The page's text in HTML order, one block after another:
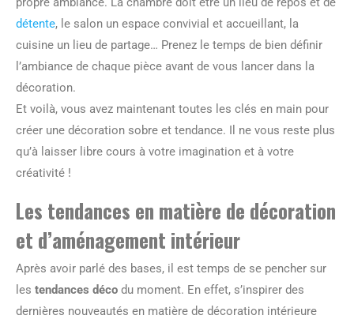
détente, le salon un espace convivial et accueillant, la
cuisine un lieu de partage… Prenez le temps de bien définir
l’ambiance de chaque pièce avant de vous lancer dans la
décoration.
Et voilà, vous avez maintenant toutes les clés en main pour
créer une décoration sobre et tendance. Il ne vous reste plus
qu’à laisser libre cours à votre imagination et à votre
créativité !
Les tendances en matière de décoration
et d’aménagement intérieur
Après avoir parlé des bases, il est temps de se pencher sur
les tendances déco du moment. En effet, s’inspirer des
dernières nouveautés en matière de décoration intérieure